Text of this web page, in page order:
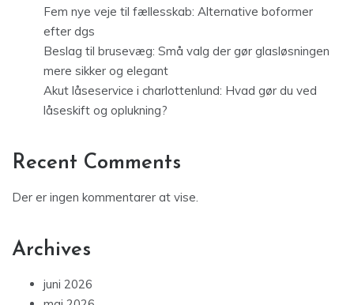
Fem nye veje til fællesskab: Alternative boformer
efter dgs
Beslag til brusevæg: Små valg der gør glasløsningen
mere sikker og elegant
Akut låseservice i charlottenlund: Hvad gør du ved
låseskift og oplukning?
Recent Comments
Der er ingen kommentarer at vise.
Archives
juni 2026